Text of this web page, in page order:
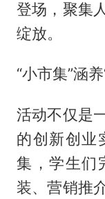
登场，聚集
绽放。
“小市集”涵
活动不仅是
的创新创业
集，学生们
装、营销推